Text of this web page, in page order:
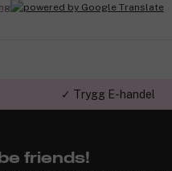
✓ Trygg E-handel
friends!